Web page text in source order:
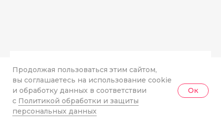
Продолжая пользоваться этим сайтом,
вы соглашаетесь на использование cookie
и обработку данных в соответствии
с Политикой обработки и защиты
персональных данных
Ок
Профилактика дисбактериоза
у детей (ребенка)
В первые несколько суток после
рождения микрофлора у ребенка